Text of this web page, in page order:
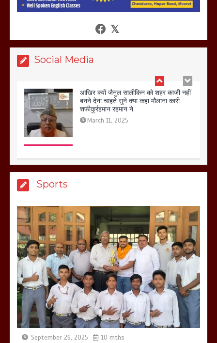
Social Media
आखिर क्यों जैनुल सालीकिन को शहर काजी नहीं
शफीकुर्रहमान रहमान ने
बिजली विभाग से परेशान होकर बागपत में एक संत
ने सरकार को दी आमरण अनशन की चेतावनी
March 8, 2025
March 6, 2025
होलिका रखने पर लात मार कर होलिका को किया
तहस नहस,मोहल्ले वालों के साथ की गई गाली
गलोच ,कहा अगर रखी गई होली तो होगा खून
खराबा,
March 11, 2025
Sports
September 26, 2025 10 mths